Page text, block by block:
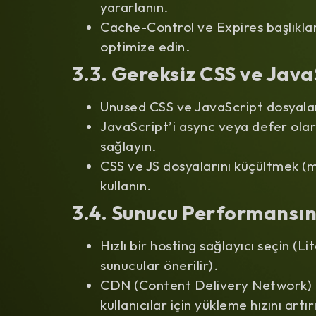
yararlanın.
Cache-Control ve Expires
optimize edin.
3.3. Gereksiz CSS ve
Unused CSS ve JavaScript
JavaScript’i async veya defer
sağlayın.
CSS ve JS dosyalarını küçültmek
kullanın.
3.4. Sunucu
Hızlı bir hosting sağlayıcı seçin
sunucular önerilir).
CDN (Content Delivery Network)
kullanıcılar için yükleme hızını